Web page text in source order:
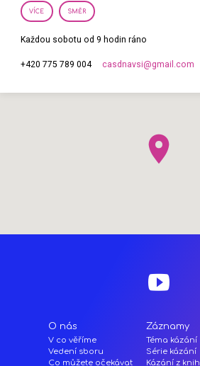
VÍCE SMĚR
Každou sobotu od 9 hodin ráno
+420 775 789 004 casdnavsi​@gmail.com
O nás
V co věříme
Vedení sboru
Co můžete očekávat
Záznamy
Téma kázání
Série kázání
Kázání z knih